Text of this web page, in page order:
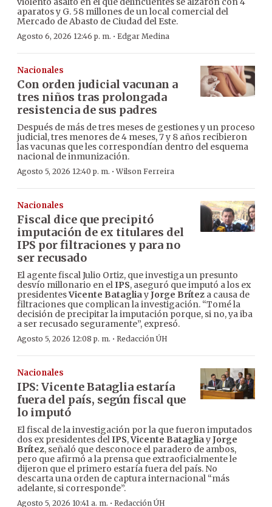
aparatos y G. 58 millones de un local comercial del
Mercado de Abasto de Ciudad del Este.
Agosto 6, 2026 12:46 p. m. · Edgar Medina
Nacionales
Con orden judicial vacunan a
tres niños tras prolongada
resistencia de sus padres
Después de más de tres meses de gestiones y un proceso
judicial, tres menores de 4 meses, 7 y 8 años recibieron
las vacunas que les correspondían dentro del esquema
nacional de inmunización.
Agosto 5, 2026 12:40 p. m. ·Wilson Ferreira
Nacionales
Fiscal dice que precipitó
imputación de ex titulares del
IPS por filtraciones y para no
ser recusado
El agente fiscal Julio Ortiz, que investiga un presunto
desvío millonario en elIPS, aseguró que imputó a los ex
presidentesVicente BatagliayJorge Brítez a causa de
filtraciones que complican la investigación. “Tomé la
decisión de precipitar la imputación porque, si no, ya iba
a ser recusado seguramente”, expresó.
Agosto 5, 2026 12:08 p. m. · Redacción ÚH
Nacionales
IPS: Vicente Bataglia estaría
fuera del país, según fiscal que
lo imputó
El fiscal de la investigación por la que fueron imputados
dos ex presidentes delIPS,Vicente BatagliayJorge
Brítez, señaló que desconoce el paradero de ambos,
pero que afirmó a la prensa que extraoficialmente le
dijeron que el primero estaría fuera del país. No
descarta una orden de captura internacional “más
adelante, si corresponde”.
Agosto 5, 2026 10:41 a. m. · Redacción ÚH